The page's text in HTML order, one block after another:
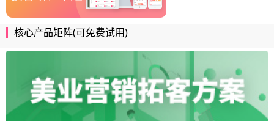
核心产品矩阵(可免费试用)